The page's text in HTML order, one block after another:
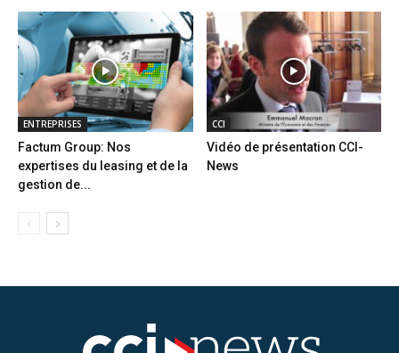
ENTREPRISES
Factum Group: Nos
expertises du leasing et de la
gestion de...
CCI
Vidéo de présentation CCI-
News